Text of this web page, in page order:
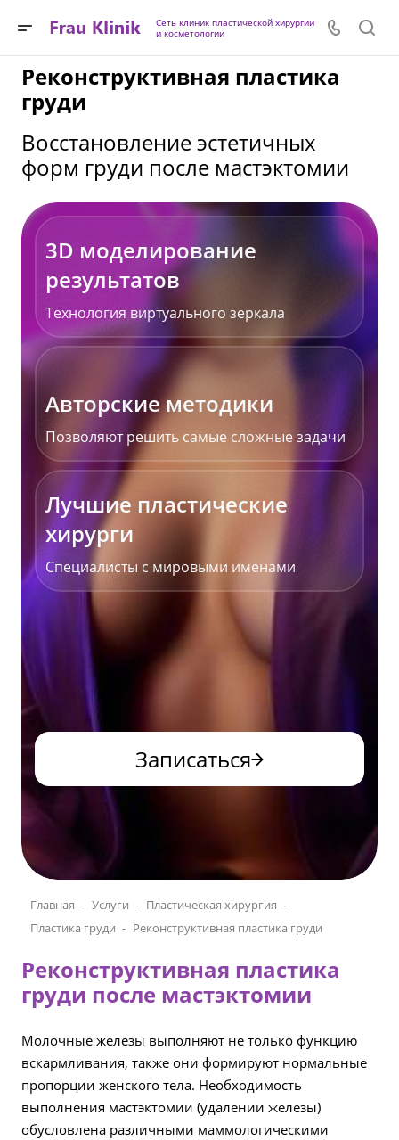
Сеть клиник пластической хирургии
и косметологии
Реконструктивная пластика
груди
Восстановление эстетичных
форм груди после мастэктомии
3D моделирование
результатов
Технология виртуального зеркала
Авторские методики
Позволяют решить самые сложные задачи
Лучшие пластические
хирурги
Специалисты с мировыми именами
Записаться
Главная Услуги
Пластическая хирургия
Пластика груди
Реконструктивная пластика груди
Реконструктивная пластика
груди после мастэктомии
Молочные железы выполняют не только функцию
вскармливания, также они формируют нормальные
пропорции женского тела. Необходимость
выполнения мастэктомии (удалении железы)
обусловлена различными маммологическими